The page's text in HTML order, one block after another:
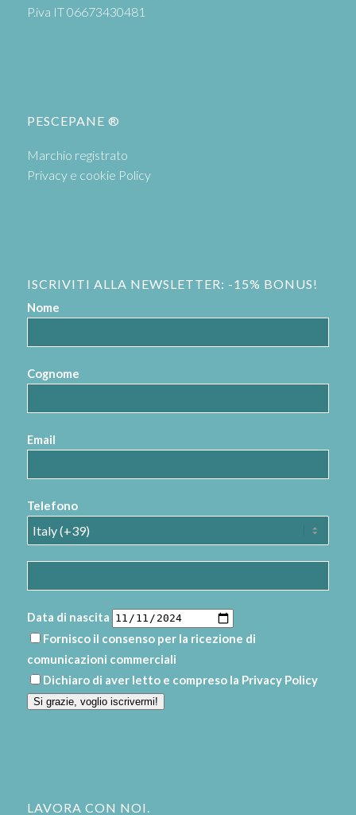
P.iva IT 06673430481
PESCEPANE ®
Marchio registrato
Privacy e cookie Policy
ISCRIVITI ALLA NEWSLETTER: -15% BONUS!
Nome
Cognome
Email
Telefono
Data di nascita
Fornisco il consenso per la ricezione di
comunicazioni commerciali
Dichiaro di aver letto e compreso la Privacy Policy
Si grazie, voglio iscrivermi!
LAVORA CON NOI.